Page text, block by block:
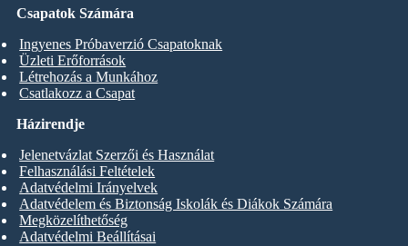
Csapatok Számára
Ingyenes Próbaverzió Csapatoknak
Üzleti Erőforrások
Létrehozás a Munkához
Csatlakozz a Csapat
Házirendje
Jelenetvázlat Szerzői és Használat
Felhasználási Feltételek
Adatvédelmi Irányelvek
Adatvédelem és Biztonság Iskolák és Diákok Számára
Megközelíthetőség
Adatvédelmi Beállításai